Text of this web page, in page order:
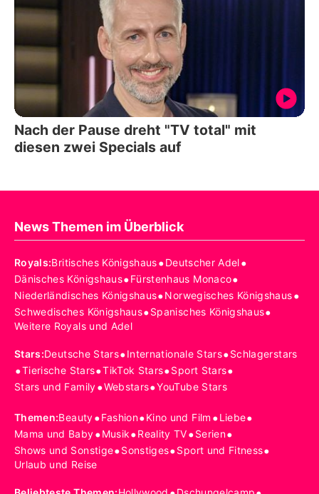
Nach der Pause dreht "TV total" mit
diesen zwei Specials auf
News Themen im Überblick
Royals:Britisches Königshaus•Deutscher Adel•
Dänisches Königshaus•Fürstenhaus Monaco•
Niederländisches Königshaus•Norwegisches Königshaus•
Schwedisches Königshaus•Spanisches Königshaus•
Weitere Royals und Adel
Stars:Deutsche Stars•Internationale Stars•Schlagerstars
•Tierische Stars•TikTok Stars•Sport Stars•
Stars und Family•Webstars•YouTube Stars
Themen:Beauty•Fashion•Kino und Film •Liebe•
Mama und Baby•Musik•Reality TV•Serien•
Shows und Sonstige•Sonstiges•Sport und Fitness•
Urlaub und Reise